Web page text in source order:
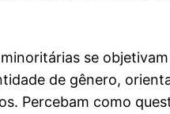
se
de gênero,
Percebam como